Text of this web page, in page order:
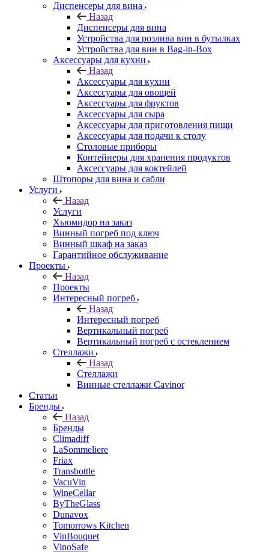
Диспенсеры для вина
Назад
Диспенсеры для вина
Устройства для розлива вин в бутылках
Устройства для вин в Bag-in-Box
Аксессуары для кухни
Назад
Аксессуары для кухни
Аксессуары для овощей
Аксессуары для фруктов
Аксессуары для сыра
Аксессуары для приготовления пищи
Аксессуары для подачи к столу
Столовые приборы
Контейнеры для хранения продуктов
Аксессуары для коктейлей
Штопоры для вина и сабли
Услуги
Назад
Услуги
Хьюмидор на заказ
Винный погреб под ключ
Винный шкаф на заказ
Гарантийное обслуживание
Проекты
Назад
Проекты
Интересный погреб
Назад
Интересный погреб
Вертикальный погреб
Вертикальный погреб с остеклением
Стеллажи
Назад
Стеллажи
Винные стеллажи Cavinor
Статьи
Бренды
Назад
Бренды
Climadiff
LaSommeliere
Friax
Transbottle
VacuVin
WineCellar
ByTheGlass
Dunavox
Tomorrows Kitchen
VinBouquet
VinoSafe